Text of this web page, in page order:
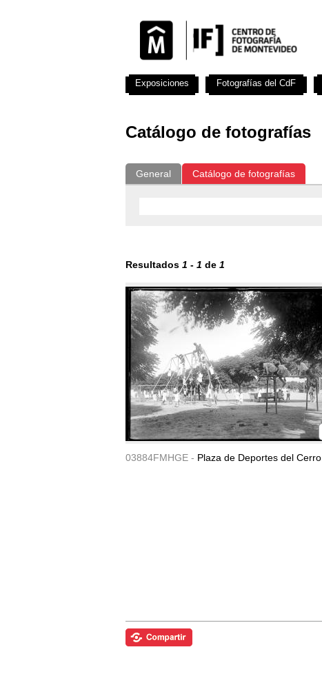
Catálogo de fotografías
General Catálogo de fotografías
Resultados 1 - 1 de 1
03884FMHGE - Plaza de Deportes del Cerro.
Exposiciones Fotografías del CdF